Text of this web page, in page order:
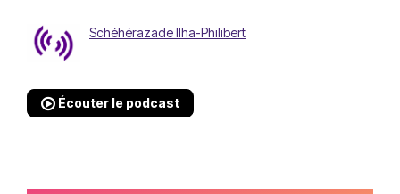
Schéhérazade Ilha-Philibert
Écouter le podcast